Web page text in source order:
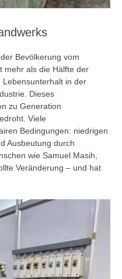
Bevölkerung vom
mehr als die Hälfte der
Lebensunterhalt in der
Dieses
zu Generation
Viele
Bedingungen: niedrigen
Ausbeutung durch
wie Samuel Masih,
Veränderung – und hat